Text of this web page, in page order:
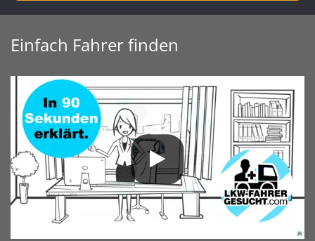
Einfach Fahrer finden